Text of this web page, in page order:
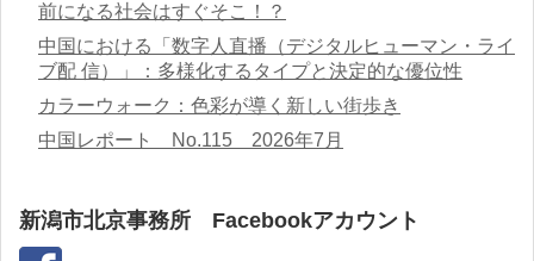
前になる社会はすぐそこ！？
中国における「数字人直播（デジタルヒューマン・ライ
ブ配 信）」：多様化するタイプと決定的な優位性
カラーウォーク：色彩が導く新しい街歩き
中国レポート No.115 2026年7月
新潟市北京事務所 Facebookアカウント